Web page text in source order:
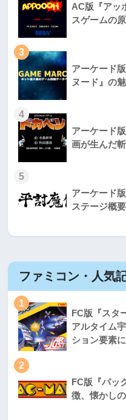
AC版『アッ
スゲームの
3
アーケード
ヌード』の
4
アーケード
画が生んだ
5
アーケード
ステージ概要
ファミコン・人気
1
FC版『スタ
アルタイム
ション要素
2
FC版『パッ
徴、懐かし